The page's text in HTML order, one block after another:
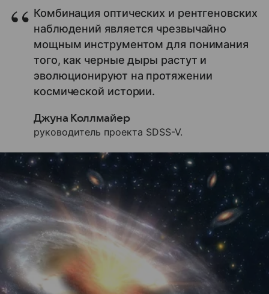
Комбинация оптических и рентгеновских
наблюдений является чрезвычайно
мощным инструментом для понимания
того, как черные дыры растут и
эволюционируют на протяжении
космической истории.
Джуна Коллмайер
руководитель проекта SDSS-V.